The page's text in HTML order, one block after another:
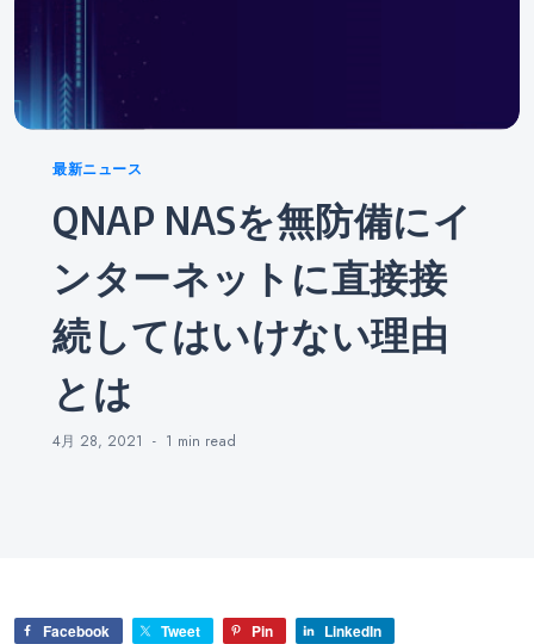
Categories
最新ニュース
QNAP NASを無防備にイ
ンターネットに直接接
続してはいけない理由
とは
4月 28, 2021 1 min read
Facebook Tweet Pin
LinkedIn